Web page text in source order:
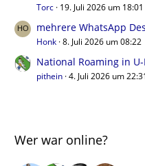
Torc 19. Juli 2026 um 18:01
mehrere WhatsApp
Honk 8. Juli 2026 um 08:22
National Roaming in
pithein 4. Juli 2026 um
Wer war online?